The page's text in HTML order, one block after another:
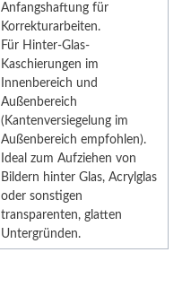
Anfangshaftung für
Korrekturarbeiten.
Für Hinter-Glas-
Kaschierungen im
Innenbereich und
Außenbereich
(Kantenversiegelung im
Außenbereich empfohlen).
Ideal zum Aufziehen von
Bildern hinter Glas, Acrylglas
oder sonstigen
transparenten, glatten
Untergründen.